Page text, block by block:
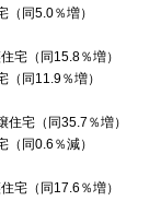
同5.0％増）
宅（同15.8％増）
同11.9％増）
宅（同35.7％増）
同0.6％減）
宅（同17.6％増）